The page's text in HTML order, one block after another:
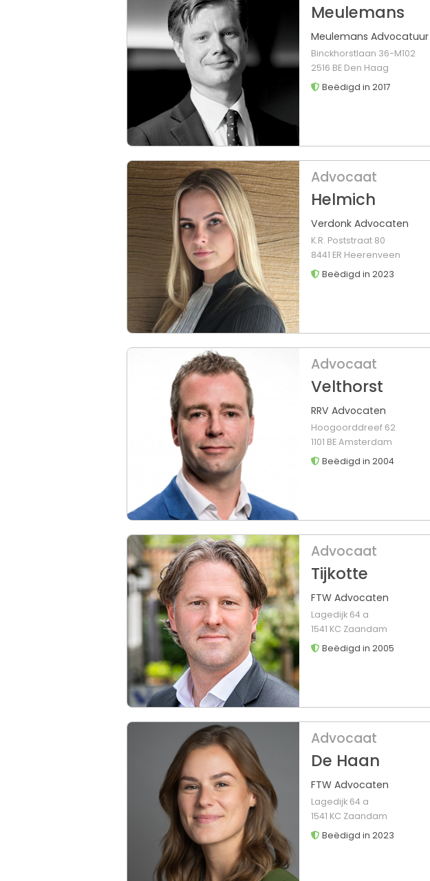
Meulemans
Meulemans Advocatuur
Binckhorstlaan 36-M102
2516 BE Den Haag
Beëdigd in 2017
Advocaat
Helmich
Verdonk Advocaten
K.R. Poststraat 80
8441 ER Heerenveen
Beëdigd in 2023
Advocaat
Velthorst
RRV Advocaten
Hoogoorddreef 62
1101 BE Amsterdam
Beëdigd in 2004
Advocaat
Tijkotte
FTW Advocaten
Lagedijk 64 a
1541 KC Zaandam
Beëdigd in 2005
Advocaat
De Haan
FTW Advocaten
Lagedijk 64 a
1541 KC Zaandam
Beëdigd in 2023